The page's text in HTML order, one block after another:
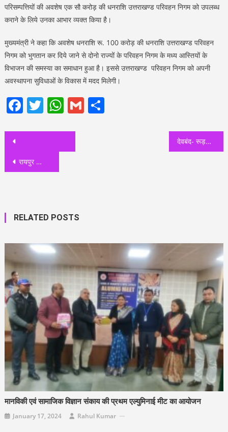
परिसम्पत्तियों की अवशेष एक सौ करोड़ की धनराशि उत्तराखण्ड परिवहन निगम को उपलब्ध
कराने के लिये उनका आभार व्यक्त किया है।
मुख्यमंत्री ने कहा कि अवशेष धनराशि रू. 100 करोड़ की धनराशि उत्तराखण्ड परिवहन
निगम को भुगतान कर दिये जाने से दोनो राज्यों के परिवहन निगम के मध्य आस्तियों के
विभाजन की समस्या का समाधान हुआ है। इससे उत्तराखण्ड परिवहन निगम को अपनी
अवस्थापना सुविधाओं के विकास में मदद मिलेगी।
Facebook
Twitter
WhatsApp
GmailShare
Post
navigation
रायपुर क्रिकेट स्टेडियम में होने वाले मैच के दौरान 5 दिन ये रहेगा ट्रैफ़िक प्लान , घर से निकले तो देख ले एक बार ट्रैफ़िक प्लान
देवबंद- रूड़की नई रेल लाईन के लिये चार गांवों की अधिग्रहित भूमि के मुआवजे के लिए रेल मंत्रालय ने 28 करोड़ 31 लाख रुपये की राशि स्वीकृत की, केंद्रीय रेल मंत्री अश्विनी वैष्णव ने सीएम को पत्र लिखकर दी जानकारी
RELATED POSTS
मानविकी एवं सामाजिक विज्ञान संकाय की प्रथम एल्युमिनाई मीट का आयोजन
January 17, 2024 Rahul Kumar